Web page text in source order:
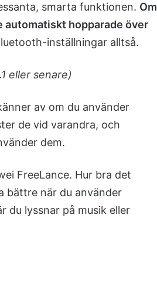
smarta funktionen. Om
automatiskt hopparade över
inställningar alltså.
eller senare)
av om du använder
de vid varandra, och
dem.
FreeLance. Hur bra det
bättre när du använder
du lyssnar på musik eller